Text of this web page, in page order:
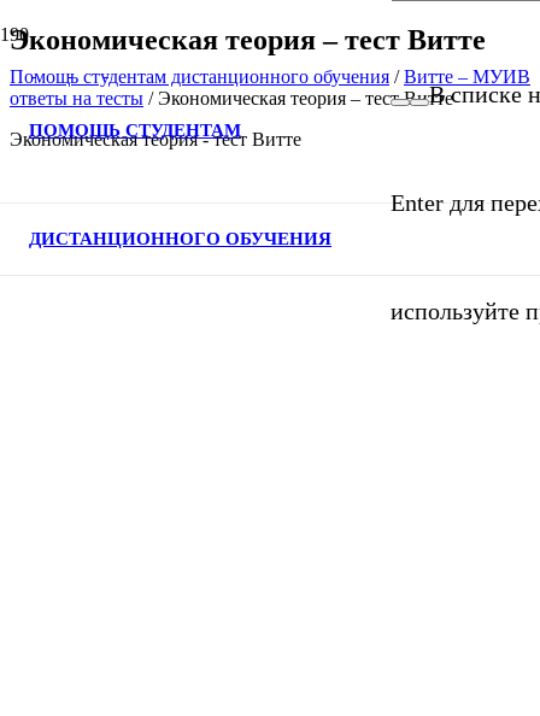
ПОМОЩЬ СТУДЕНТАМ
ДИСТАНЦИОННОГО ОБУЧЕНИЯ
В списке
Enter для
используйте
Экономическая теория – тест Витте
Помощь студентам дистанционного обучения /Витте – МУИВ
ответы на тесты /Экономическая теория – тест Витте
Экономическая теория - тест Витте